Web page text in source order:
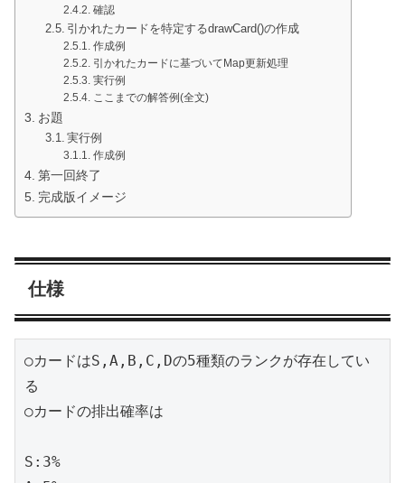
確認
引かれたカードを特定するdrawCard()の作成
作成例
引かれたカードに基づいてMap更新処理
実行例
ここまでの解答例(全文)
お題
実行例
作成例
第一回終了
完成版イメージ
仕様
○カードはS,A,B,C,Dの5種類のランクが存在してい
る
○カードの排出確率は
S:3%